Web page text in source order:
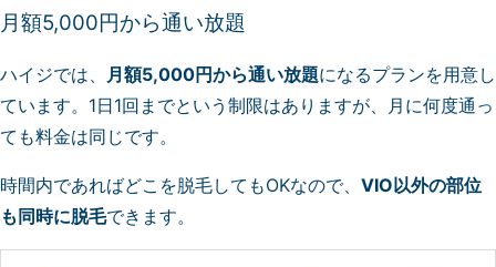
月額5,000円から通い放題
ハイジでは、 月額5,000円から通い放題になるプランを用意し
ています。1日1回までという制限はありますが、月に何度通っ
ても料金は同じです。
時間内であればどこを脱毛してもOKなので、 VIO以外の部位
も同時に脱毛できます。